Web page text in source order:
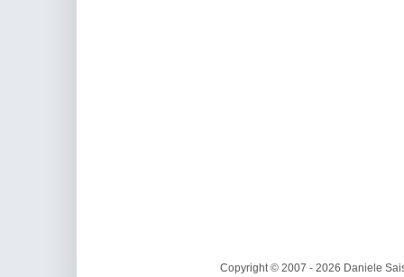
Copyright © 2007 - 2026 Daniele